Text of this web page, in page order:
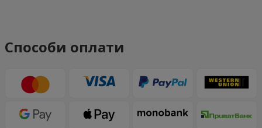
Способи оплати